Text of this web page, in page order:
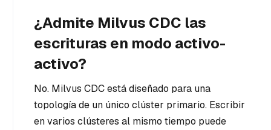
¿Admite Milvus CDC las
escrituras en modo activo-
activo?
No. Milvus CDC está diseñado para una
topología de un único clúster primario. Escribir
en varios clústeres al mismo tiempo puede